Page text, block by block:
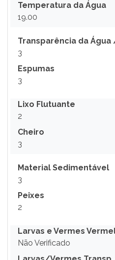
Temperatura da Água
19.00
Transparência da
3
Espumas
3
Lixo Flutuante
2
Cheiro
3
Material Sedimentável
3
Peixes
2
Larvas e Vermes
Não Verificado